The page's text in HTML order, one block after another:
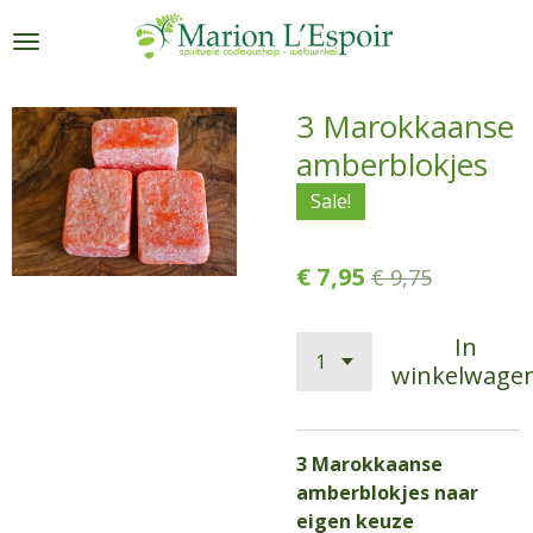
direct
de
hoofdinhoud
3 Marokkaanse
amberblokjes
Sale!
€ 7,95 € 9,75
In
3 Marokkaanse
amberblokjes naar
eigen keuze